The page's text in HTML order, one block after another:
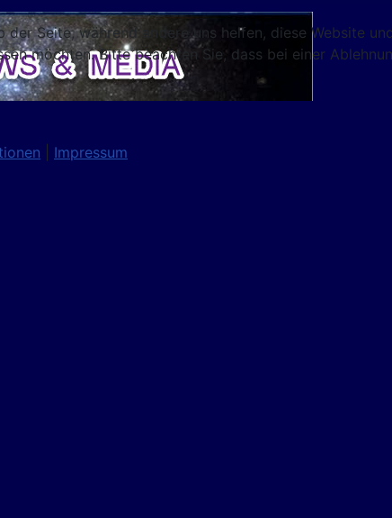
Seite, während andere uns helfen, diese Website
möchten. Bitte beachten Sie, dass bei einer
Impressum